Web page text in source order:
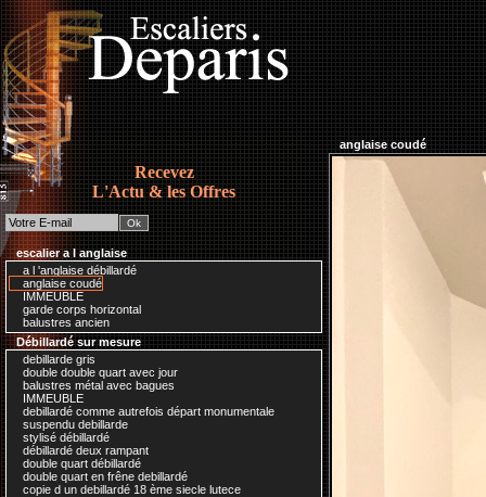
Recevez
L'Actu & les Offres
escalier a l anglaise
a l 'anglaise débillardé
anglaise coudé
IMMEUBLE
garde corps horizontal
balustres ancien
Débillardé sur mesure
debillarde gris
double double quart avec jour
balustres métal avec bagues
IMMEUBLE
debillardé comme autrefois départ monumentale
suspendu debillarde
stylisé débillardé
débillardé deux rampant
double quart débillardé
double quart en frêne debillardé
copie d un debillardé 18 ème siecle lutece
anglaise coudé